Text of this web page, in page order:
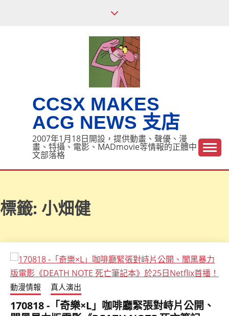
CCSX MAKES
ACG NEWS 支店
2007年1月18日開設，提供動畫、聲優、漫
畫、特攝、電影、MADmovie等情報的正體中
文部落格
標籤: 小畑健
動漫情報 真人演出
170818 -「奇樂×L」咖啡廳緊張對峙片公開、